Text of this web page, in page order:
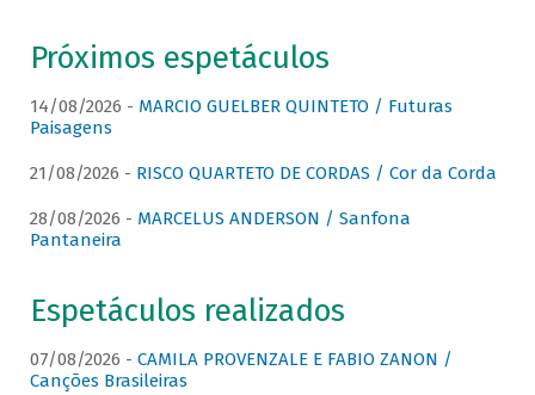
Próximos espetáculos
14/08/2026 - MARCIO GUELBER QUINTETO / Futuras
Paisagens
21/08/2026 - RISCO QUARTETO DE CORDAS / Cor da Corda
28/08/2026 - MARCELUS ANDERSON / Sanfona
Pantaneira
Espetáculos realizados
07/08/2026 - CAMILA PROVENZALE E FABIO ZANON /
Canções Brasileiras